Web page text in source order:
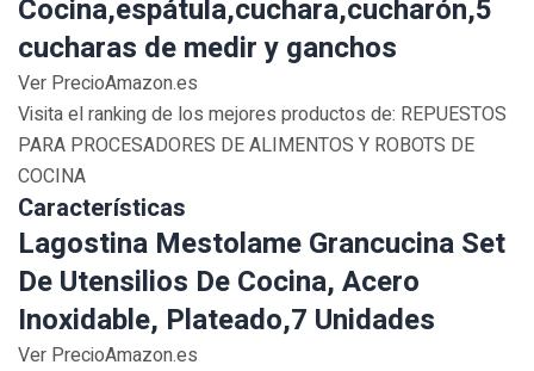
Cocina,espátula,cuchara,cucharón,5
cucharas de medir y ganchos
Ver PrecioAmazon.es
Visita el ranking de los mejores productos de: REPUESTOS
PARA PROCESADORES DE ALIMENTOS Y ROBOTS DE
COCINA
Características
Lagostina Mestolame Grancucina Set
De Utensilios De Cocina, Acero
Inoxidable, Plateado,7 Unidades
Ver PrecioAmazon.es